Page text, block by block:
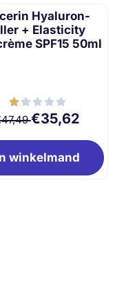
Hyaluron-
+ Elasticity
SPF15 50ml
Van 47,49 voor
€35,62
winkelmand